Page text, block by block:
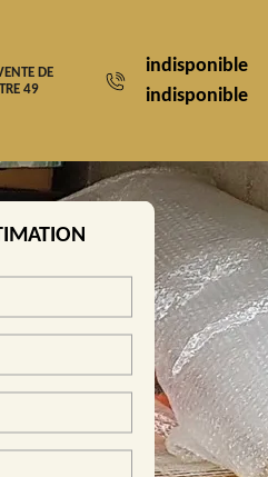
DE
49
indisponible
indisponible